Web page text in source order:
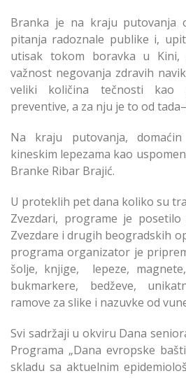
Branka je na kraju putovanja
pitanja radoznale publike i,
utisak tokom boravka u
važnost negovanja zdravih
veliki količina tečnosti kao
preventive, a za nju je to od
Na kraju putovanja,
kineskim lepezama kao
Branke Ribar Brajić.
U proteklih pet dana koliko su
Zvezdari, programe je
Zvezdare i drugih beogradskih
programa organizator je
šolje, knjige, lepeze,
bukmarkere, bedževe,
ramove za slike i nazuvke od
Svi sadržaji u okviru Dana
Programa „Dana evropske
skladu sa aktuelnim